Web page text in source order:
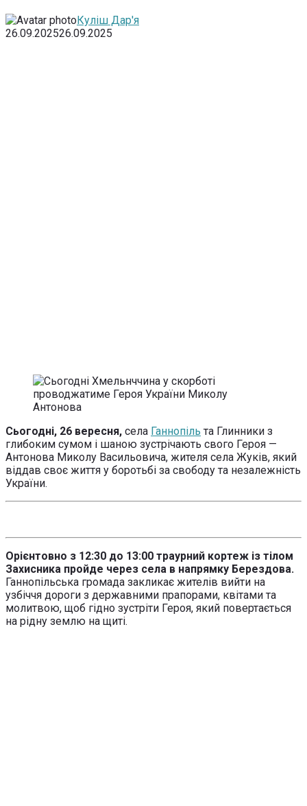
Куліш Дар'я
26.09.202526.09.2025
Сьогодні, 26 вересня, села Ганнопіль та Глинники з
глибоким сумом і шаною зустрічають свого Героя —
Антонова Миколу Васильовича, жителя села Жуків, який
віддав своє життя у боротьбі за свободу та незалежність
України.
Орієнтовно з 12:30 до 13:00 траурний кортеж із тілом
Захисника пройде через села в напрямку Берездова.
Ганнопільська громада закликає жителів вийти на
узбіччя дороги з державними прапорами, квітами та
молитвою, щоб гідно зустріти Героя, який повертається
на рідну землю на щиті.